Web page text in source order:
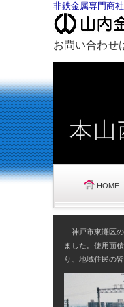
非鉄金属専門商社
お問い合わ
HOME
神戸市東灘区の
ました。使用面
り、地域住民の